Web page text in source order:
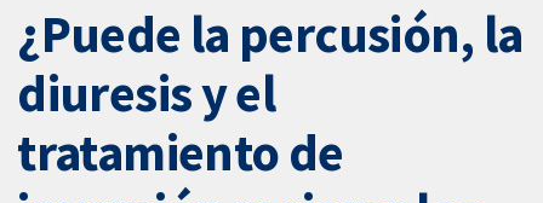
¿Puede la percusión, la
diuresis y el
tratamiento de